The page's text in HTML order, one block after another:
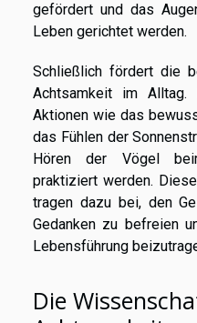
gefördert und das
Leben gerichtet werden.
Schließlich fördert die
Achtsamkeit im Alltag.
Aktionen wie das
das Fühlen der
Hören der Vögel
praktiziert werden.
tragen dazu bei, den
Gedanken zu befreien
Lebensführung
Die